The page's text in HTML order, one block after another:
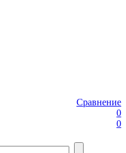
Сравнение
0
0